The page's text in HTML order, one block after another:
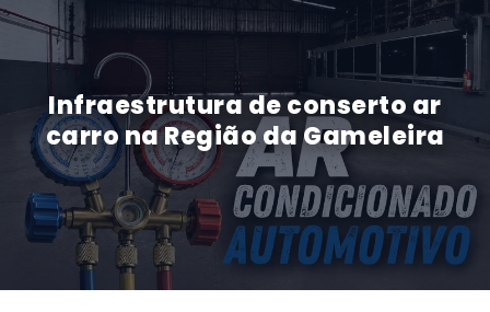
Infraestrutura de conserto ar
carro na Região da Gameleira